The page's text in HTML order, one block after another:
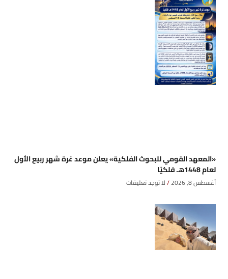
«المعهد القومي للبحوث الفلكية» يعلن موعد غرة شهر ربيع الأول
لعام 1448هـ فلكيًا
أغسطس 8, 2026 لا توجد تعليقات